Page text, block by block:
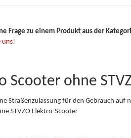
Frage zu einem Produkt aus der
uns!
Scooter ohne
Straßenzulassung für den Gebrauch auf